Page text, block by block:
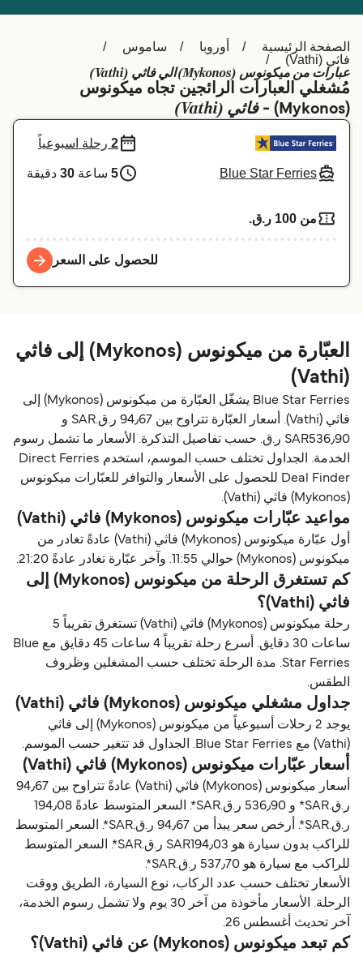
België (NL)
Ελλάδα
Belgique (FR)
Polska
Deutschland
Schweiz (DE)
Norge
Indonesia
Maroc (FR)
الصفحة الرئيسية أوروبا
ساموس
فاثي (Vathi)
عبارات من ميكونوس (Mykonos) الي فاثي (Vathi)
مُشغلي العبارات الرائجين تجاه ميكونوس
(Mykonos) -
فاثي (Vathi)
Blue Star Ferries
2 رحلة اسبوعياً
5 ساعة 30 دقيقة
من 100 ر.ق.‏
للحصول على السعر
العبّارة من ميكونوس (Mykonos) إلى فاثي
(Vathi)
Blue Star Ferries يشغّل العبّارة من ميكونوس (Mykonos) إلى
فاثي (Vathi). أسعار العبّارة تتراوح بين 94٫67 ر.ق.‏SAR و
SAR536٫90 ر.ق.‏ حسب تفاصيل التذكرة. الأسعار ما تشمل رسوم
الخدمة. الجداول تختلف حسب الموسم، استخدم Direct Ferries
Deal Finder للحصول على الأسعار والتوافر للعبّارات ميكونوس
(Mykonos) فاثي (Vathi).
مواعيد عبّارات ميكونوس (Mykonos) فاثي (Vathi)
أول عبّارة ميكونوس (Mykonos) فاثي (Vathi) عادةً تغادر من
ميكونوس (Mykonos) حوالي 11:55. وآخر عبّارة تغادر عادةً 21:20.
كم تستغرق الرحلة من ميكونوس (Mykonos) إلى
فاثي (Vathi)؟
رحلة ميكونوس (Mykonos) فاثي (Vathi) تستغرق تقريباً 5
ساعات 30 دقايق. أسرع رحلة تقريباً 4 ساعات 45 دقايق مع Blue
Star Ferries. مدة الرحلة تختلف حسب المشغلين وظروف
الطقس.
جداول مشغلي ميكونوس (Mykonos) فاثي (Vathi)
يوجد 2 رحلات أسبوعياً من ميكونوس (Mykonos) إلى فاثي
(Vathi) مع Blue Star Ferries. الجداول قد تتغير حسب الموسم.
أسعار عبّارات ميكونوس (Mykonos) فاثي (Vathi)
أسعار ميكونوس (Mykonos) فاثي (Vathi) عادةً تتراوح بين 94٫67
ر.ق.‏SAR* و 536٫90 ر.ق.‏SAR*. السعر المتوسط عادةً 194٫08
ر.ق.‏SAR*. أرخص سعر يبدأ من 94٫67 ر.ق.‏SAR*. السعر المتوسط
للراكب بدون سيارة هو SAR194٫03 ر.ق.‏SAR*. السعر المتوسط
للراكب مع سيارة هو 537٫70 ر.ق.‏SAR*.
الأسعار تختلف حسب عدد الركاب، نوع السيارة، الطريق ووقت
الرحلة. الأسعار مأخوذة من آخر 30 يوم ولا تشمل رسوم الخدمة،
آخر تحديث أغسطس 26.
كم تبعد ميكونوس (Mykonos) عن فاثي (Vathi)؟